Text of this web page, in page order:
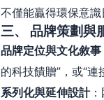
不僅能贏得環保意識
三、 品牌策劃與
品牌定位與文化敘事
的科技饋贈”，或“
系列化與延伸設計：